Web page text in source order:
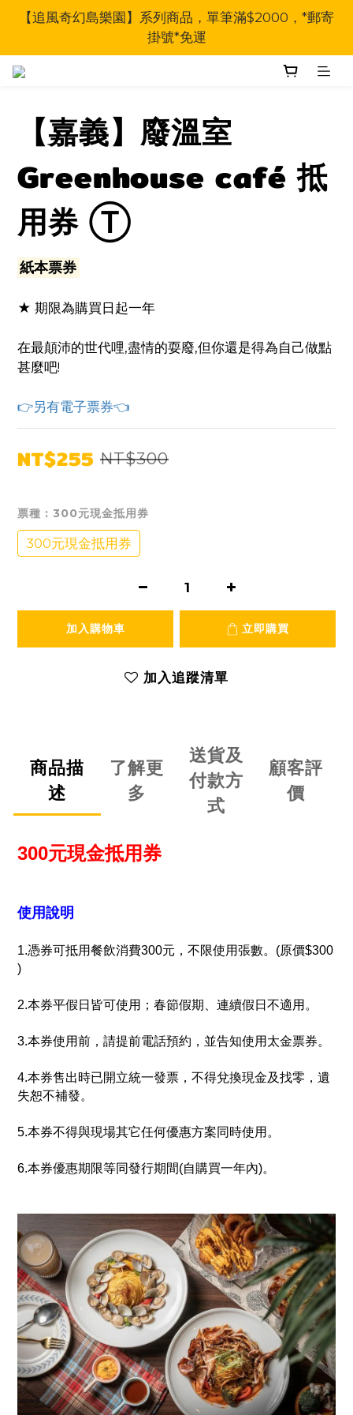
【追風奇幻島樂園】系列商品，單筆滿$2000，*郵寄
掛號*免運
【嘉義】廢溫室
Greenhouse café 抵
用券 Ⓣ
紙本票券
★ 期限為購買日起一年
在最顛沛的世代哩,盡情的耍廢,但你還是得為自己做點
甚麼吧!
👉另有電子票券👈
NT$255 NT$300
票種 : 300元現金抵用券
300元現金抵用券
加入購物車 立即購買
加入追蹤清單
商品描
述
了解更
多
送貨及
付款方
式
顧客評
價
300元現金抵用券
使用說明
1.憑券可抵用餐飲消費300元，不限使用張數。(原價$300
)
2.本券平假日皆可使用；春節假期、連續假日不適用。
3.本券使用前，請提前電話預約，並告知使用太金票券。
4.本券售出時已開立統一發票，不得兌換現金及找零，遺
失恕不補發。
5.本券不得與現場其它任何優惠方案同時使用。
6.本券優惠期限等同發行期間(自購買一年內)。